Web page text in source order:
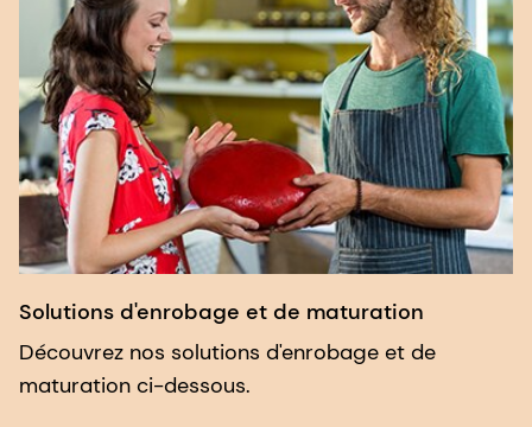
Solutions d'enrobage et de maturation
Découvrez nos solutions d'enrobage et de
maturation ci-dessous.